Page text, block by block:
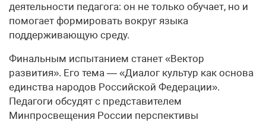
деятельности педагога: он не только обучает, но и
помогает формировать вокруг языка
поддерживающую среду.
Финальным испытанием станет «Вектор
развития». Его тема — «Диалог культур как основа
единства народов Российской Федерации».
Педагоги обсудят с представителем
Минпросвещения России перспективы